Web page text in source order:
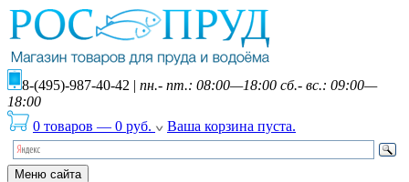
8-(495)-987-40-42 | пн.- пт.: 08:00—18:00 сб.- вс.: 09:00—
18:00
0 товаров — 0 руб. Ваша корзина пуста.
Меню сайта